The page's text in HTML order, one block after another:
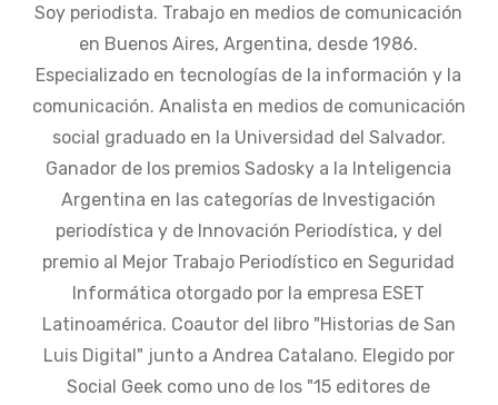
Soy periodista. Trabajo en medios de comunicación
en Buenos Aires, Argentina, desde 1986.
Especializado en tecnologías de la información y la
comunicación. Analista en medios de comunicación
social graduado en la Universidad del Salvador.
Ganador de los premios Sadosky a la Inteligencia
Argentina en las categorías de Investigación
periodística y de Innovación Periodística, y del
premio al Mejor Trabajo Periodístico en Seguridad
Informática otorgado por la empresa ESET
Latinoamérica. Coautor del libro "Historias de San
Luis Digital" junto a Andrea Catalano. Elegido por
Social Geek como uno de los "15 editores de